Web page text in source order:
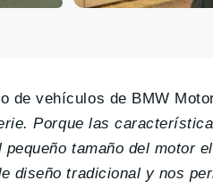
de vehículos de BMW
Porque las
tamaño del motor
diseño tradicional y nos